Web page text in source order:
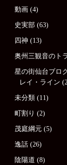
動画 (4)
史実部 (63)
四神 (13)
奥州三観音のト
星の街仙台ブロ
レイ・ライン
未分類 (11)
町割り (2)
茂庭綱元 (5)
逸話 (26)
陰陽道 (8)